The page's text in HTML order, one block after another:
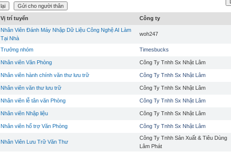
Vị trí tuyển Công ty
Nhân Viên Đánh Máy Nhập Dữ Liệu Công Nghệ AI Làm
Tại Nhà
woh247
Trưởng nhóm Timesbucks
Nhân viên Văn Phòng Công Ty Tnhh Sx Nhật Lâm
Nhân viên hành chính văn thư lưu trữ Công Ty Tnhh Sx Nhật Lâm
Nhân viên văn thư lưu trữ Công Ty Tnhh Sx Nhật Lâm
Nhân viên lễ tân văn Phòng Công Ty Tnhh Sx Nhật Lâm
Nhân viên Nhập liệu Công Ty Tnhh Sx Nhật Lâm
Nhân viên hổ trợ Văn Phòng Công Ty Tnhh Sx Nhật Lâm
Nhân Viên Lưu Trữ Văn Thư
Công Ty Tnhh Sản Xuất & Tiêu Dùng
Lâm Phát